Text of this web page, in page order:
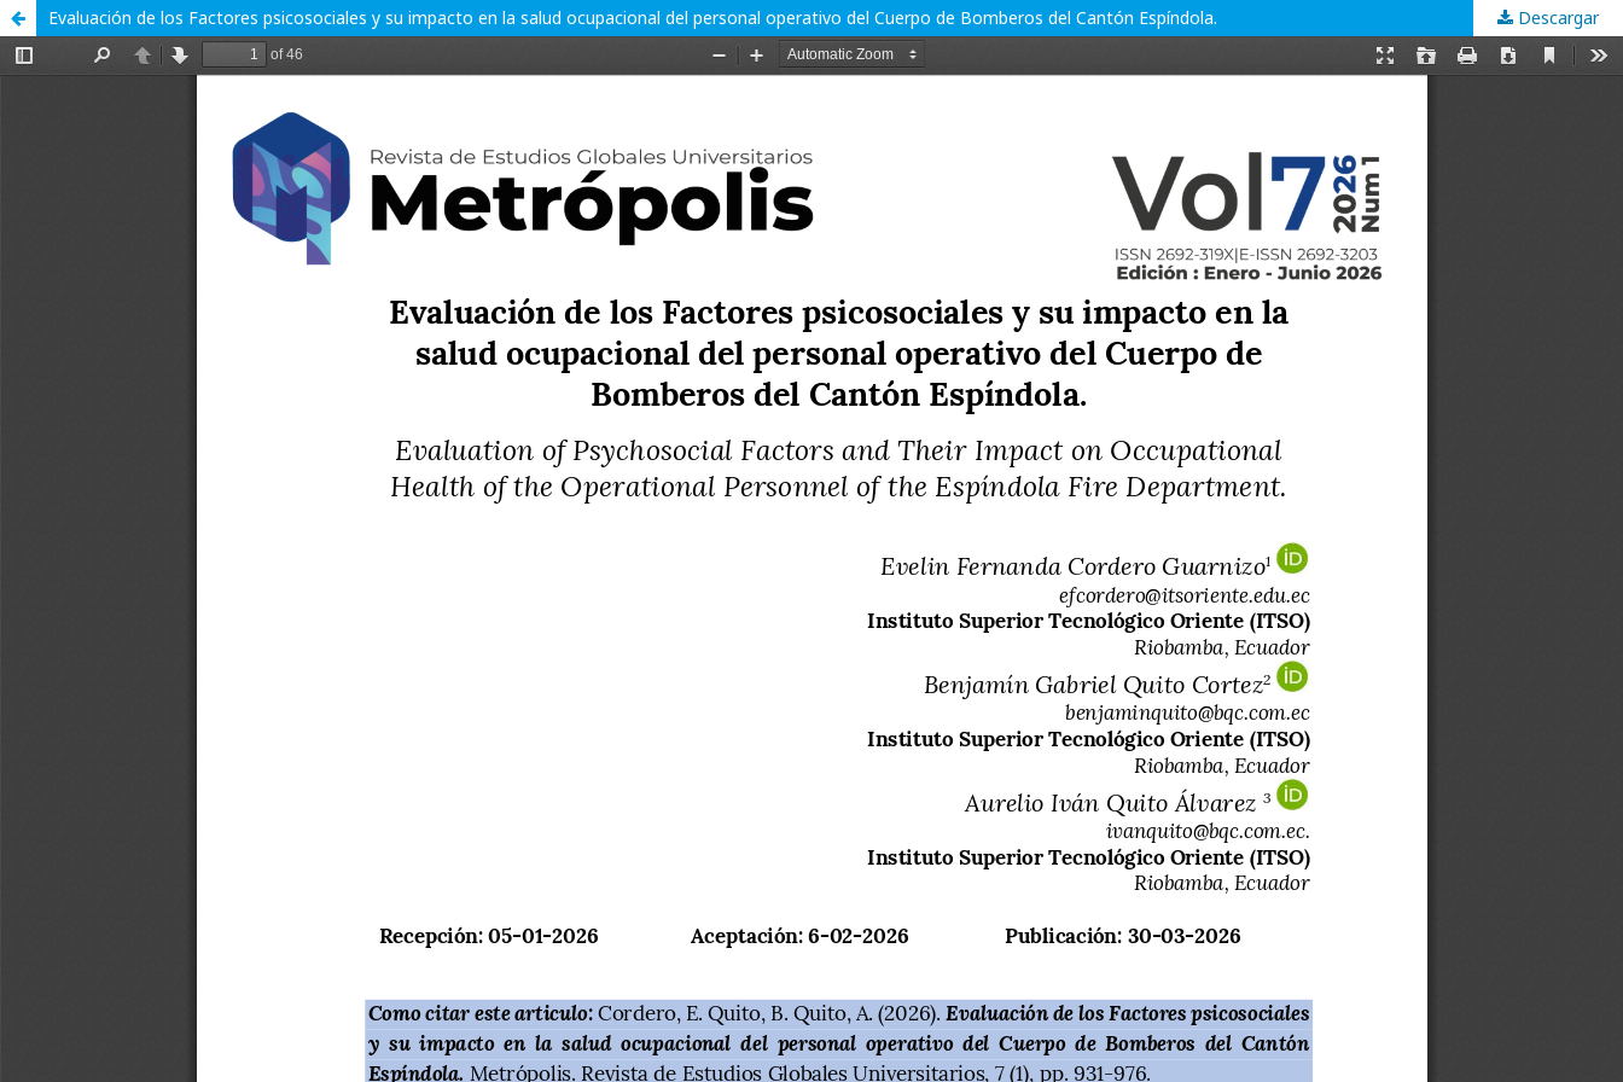
Evaluación de los Factores psicosociales y su impacto en la salud ocupacional del personal operativo del Cuerpo de Bomberos del Cantón Espíndola. Descargar